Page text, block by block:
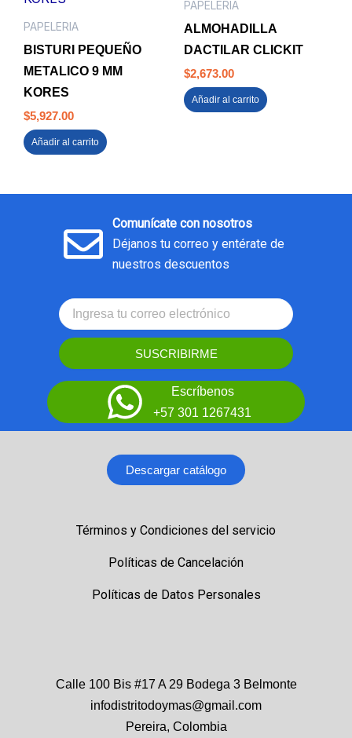
PAPELERIA
BISTURI PEQUEÑO
METALICO 9 MM
KORES
$5,927.00
Añadir al carrito
PAPELERIA
ALMOHADILLA
DACTILAR CLICKIT
$2,673.00
Añadir al carrito
Comunícate con nosotros
Déjanos tu correo y entérate de
nuestros descuentos
SUSCRIBIRME
Escríbenos
+57 301 1267431
Descargar catálogo
Términos y Condiciones del servicio
Políticas de Cancelación
Políticas de Datos Personales
Calle 100 Bis #17 A 29 Bodega 3 Belmonte
infodistritodoymas@gmail.com
Pereira, Colombia